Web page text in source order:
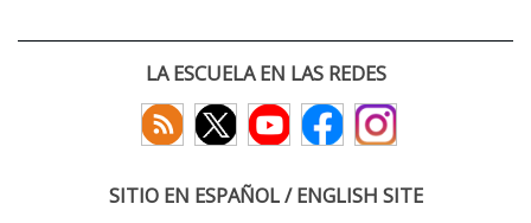
LA ESCUELA EN LAS REDES
SITIO EN ESPAÑOL / ENGLISH SITE